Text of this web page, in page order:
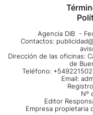
Agencia DIB -
Contactos:
Dirección de las oficinas:
de
Teléfono:
Email:
Nº
Editor
Empresa propietaria